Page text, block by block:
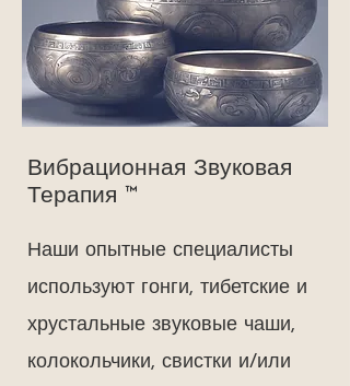
Вибрационная Звуковая
Терапия ™
Наши опытные специалисты
используют гонги, тибетские и
хрустальные звуковые чаши,
колокольчики, свистки и/или